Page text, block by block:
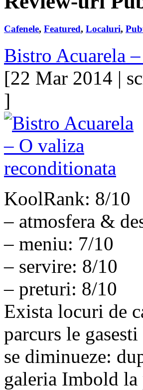
Cafenele, Featured, Localuri,
Bistro Acuarela
[22 Mar 2014 |
]
KoolRank: 8/10
– atmosfera &
– meniu: 7/10
– servire: 8/10
– preturi: 8/10
Exista locuri de
parcurs le
se diminueze:
galeria Imbold la